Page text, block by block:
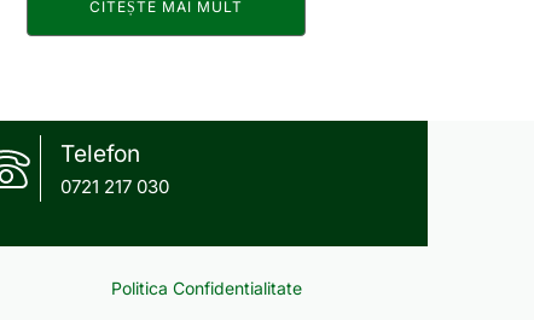
CITEȘTE MAI MULT
Telefon
0721 217 030
Politica Confidentialitate